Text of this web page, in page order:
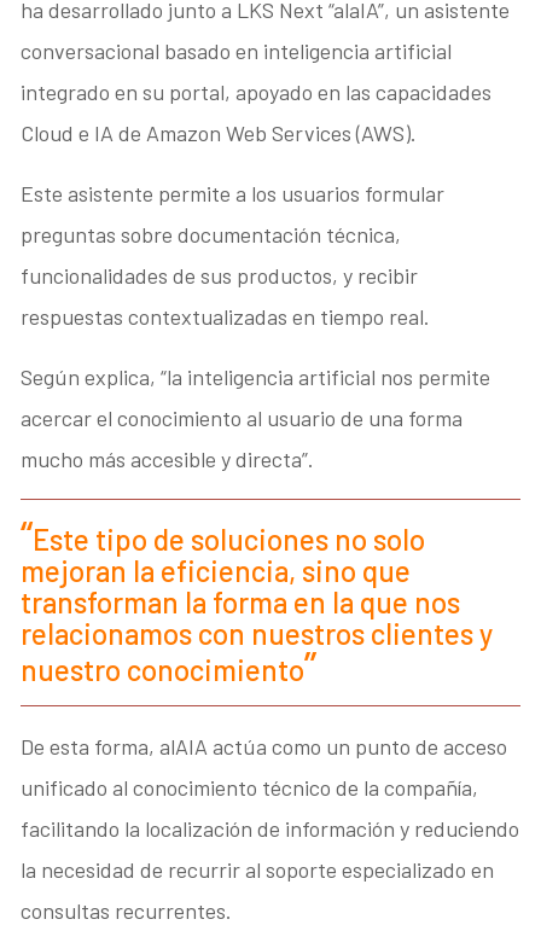
ha desarrollado junto a LKS Next “alaIA”, un asistente
conversacional basado en inteligencia artificial
integrado en su portal, apoyado en las capacidades
Cloud e IA de Amazon Web Services (AWS).
Este asistente permite a los usuarios formular
preguntas sobre documentación técnica,
funcionalidades de sus productos, y recibir
respuestas contextualizadas en tiempo real.
Según explica, “la inteligencia artificial nos permite
acercar el conocimiento al usuario de una forma
mucho más accesible y directa”.
Este tipo de soluciones no solo
mejoran la eficiencia, sino que
transforman la forma en la que nos
relacionamos con nuestros clientes y
nuestro conocimiento
De esta forma, alAIA actúa como un punto de acceso
unificado al conocimiento técnico de la compañía,
facilitando la localización de información y reduciendo
la necesidad de recurrir al soporte especializado en
consultas recurrentes.